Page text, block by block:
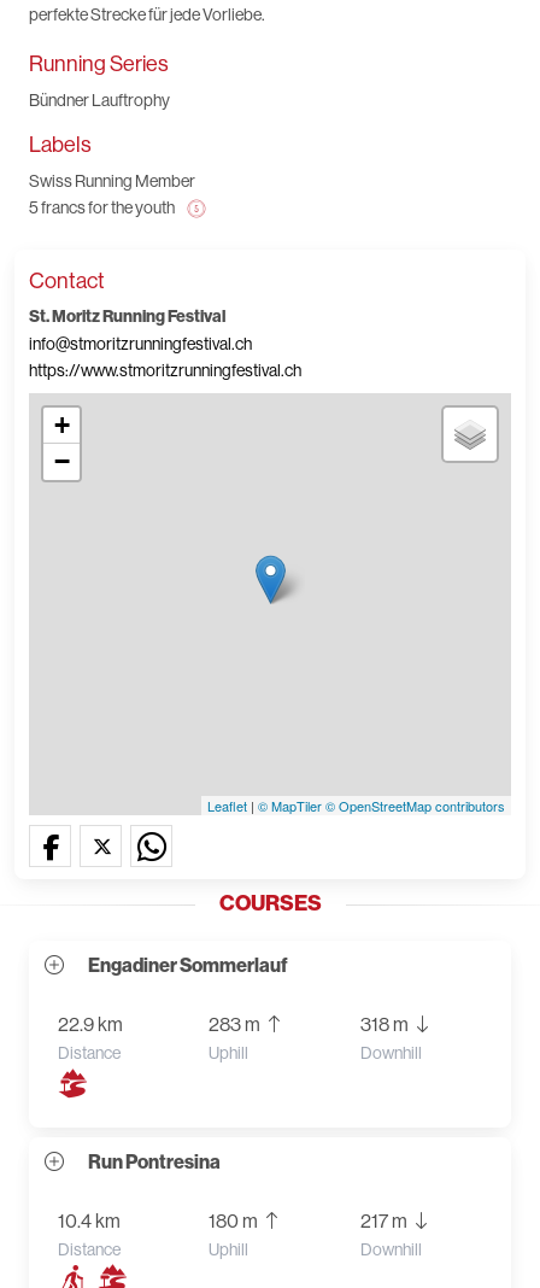
perfekte Strecke für jede Vorliebe.
Running Series
Bündner Lauftrophy
Labels
Swiss Running Member
5 francs for the youth
Contact
St. Moritz Running Festival
info@stmoritzrunningfestival.ch
https://www.stmoritzrunningfestival.ch
+
−
Leaflet | © MapTiler© OpenStreetMap contributors
COURSES
Engadiner Sommerlauf
22.9 km
Distance
283 m
Uphill
318 m
Downhill
Run Pontresina
10.4 km
Distance
180 m
Uphill
217 m
Downhill